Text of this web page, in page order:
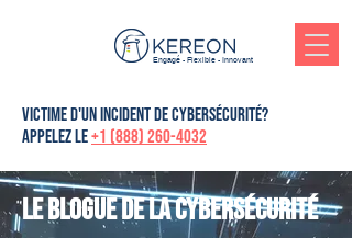
Engagé - Flexible - Innovant
victime d'un incident de cybersécurité?
Appelez le+1 (888) 260-4032
Le blogue de la cybersécurité